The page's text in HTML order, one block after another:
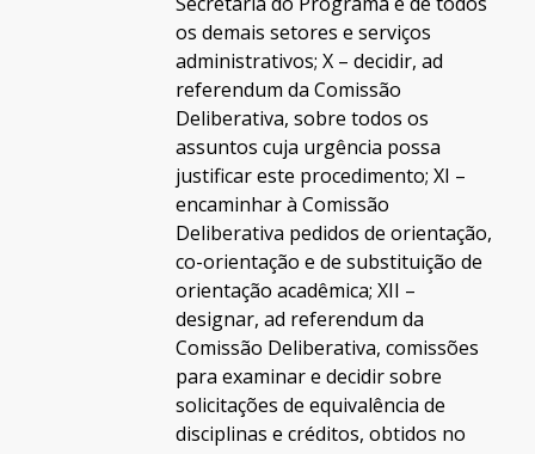
os demais setores e serviços
administrativos; X – decidir, ad
referendum da Comissão
Deliberativa, sobre todos os
assuntos cuja urgência possa
justificar este procedimento; XI –
encaminhar à Comissão
Deliberativa pedidos de orientação,
co-orientação e de substituição de
orientação acadêmica; XII –
designar, ad referendum da
Comissão Deliberativa, comissões
para examinar e decidir sobre
solicitações de equivalência de
disciplinas e créditos, obtidos no